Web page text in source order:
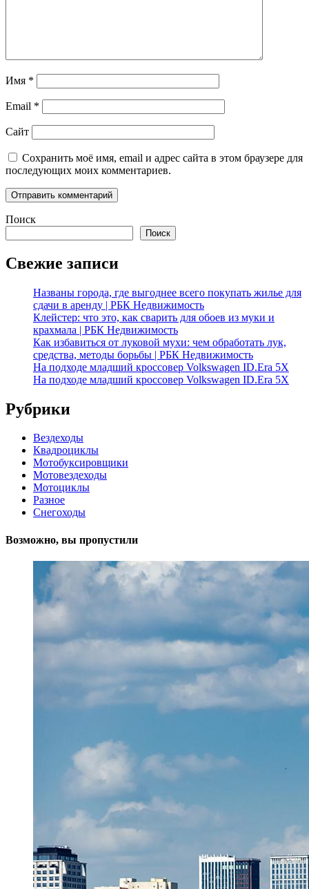
Имя *
Email *
Сайт
Сохранить моё имя, email и адрес сайта в этом браузере для
последующих моих комментариев.
Поиск
Поиск
Свежие записи
Названы города, где выгоднее всего покупать жилье для
сдачи в аренду | РБК Недвижимость
Клейстер: что это, как сварить для обоев из муки и
крахмала | РБК Недвижимость
Как избавиться от луковой мухи: чем обработать лук,
средства, методы борьбы | РБК Недвижимость
На подходе младший кроссовер Volkswagen ID.Era 5X
На подходе младший кроссовер Volkswagen ID.Era 5X
Рубрики
Вездеходы
Квадроциклы
Мотобуксировщики
Мотовездеходы
Мотоциклы
Разное
Снегоходы
Возможно, вы пропустили